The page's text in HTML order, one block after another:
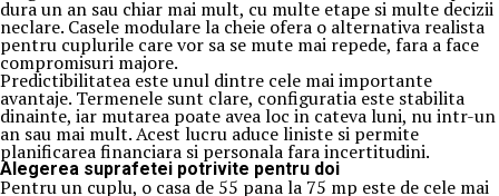
dura un an sau chiar mai mult, cu multe etape si multe decizii
neclare. Casele modulare la cheie ofera o alternativa realista
pentru cuplurile care vor sa se mute mai repede, fara a face
compromisuri majore.
Predictibilitatea este unul dintre cele mai importante
avantaje. Termenele sunt clare, configuratia este stabilita
dinainte, iar mutarea poate avea loc in cateva luni, nu intr-un
an sau mai mult. Acest lucru aduce liniste si permite
planificarea financiara si personala fara incertitudini.
Alegerea suprafetei potrivite pentru doi
Pentru un cuplu, o casa de 55 pana la 75 mp este de cele mai